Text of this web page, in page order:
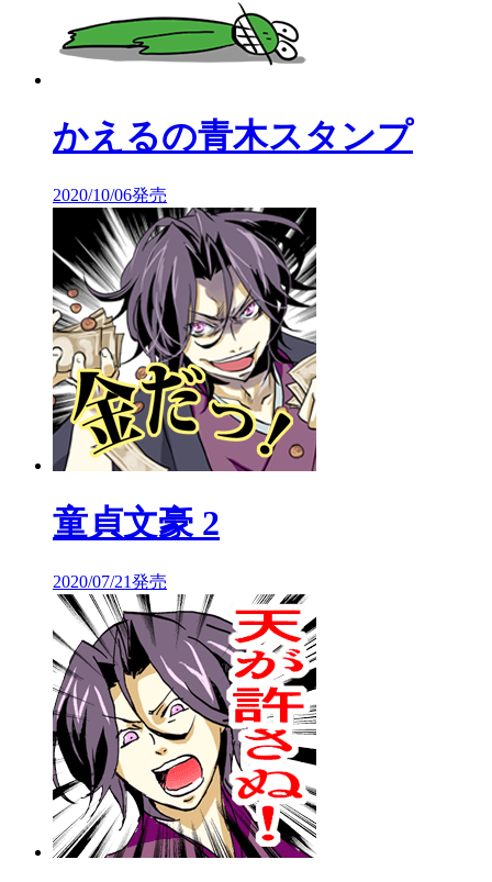
かえるの青木スタンプ
2020/10/06発売
童貞文豪 2
2020/07/21発売